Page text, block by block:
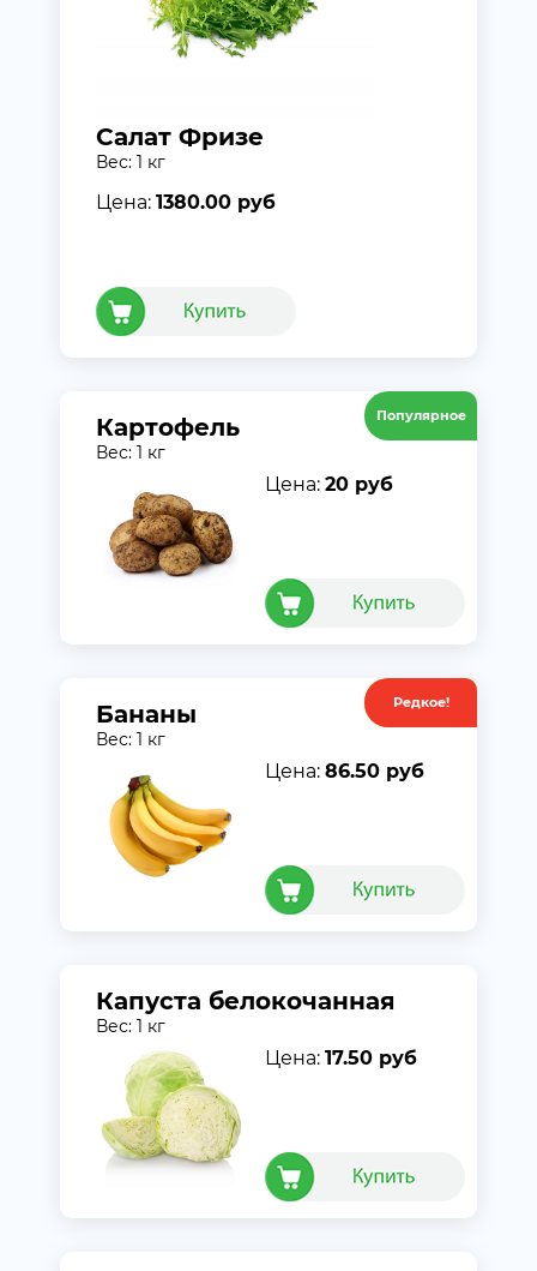
Салат Фризе
Вес: 1 кг
Цена: 1380.00 руб
Популярное
Картофель
Вес: 1 кг
Цена: 20 руб
Акция
Редкое!
Бананы
Вес: 1 кг
Цена: 86.50 руб
Капуста белокочанная
Вес: 1 кг
Цена: 17.50 руб